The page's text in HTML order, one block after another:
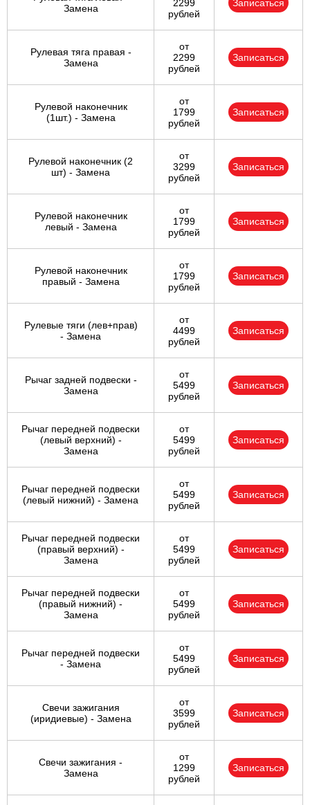
Замена
2299
рублей
Записаться
Рулевая тяга правая -
Замена
от
2299
рублей
Записаться
Рулевой наконечник
(1шт.) - Замена
от
1799
рублей
Записаться
Рулевой наконечник (2
шт) - Замена
от
3299
рублей
Записаться
Рулевой наконечник
левый - Замена
от
1799
рублей
Записаться
Рулевой наконечник
правый - Замена
от
1799
рублей
Записаться
Рулевые тяги (лев+прав)
- Замена
от
4499
рублей
Записаться
Рычаг задней подвески -
Замена
от
5499
рублей
Записаться
Рычаг передней подвески
(левый верхний) -
Замена
от
5499
рублей
Записаться
Рычаг передней подвески
(левый нижний) - Замена
от
5499
рублей
Записаться
Рычаг передней подвески
(правый верхний) -
Замена
от
5499
рублей
Записаться
Рычаг передней подвески
(правый нижний) -
Замена
от
5499
рублей
Записаться
Рычаг передней подвески
- Замена
от
5499
рублей
Записаться
Свечи зажигания
(иридиевые) - Замена
от
3599
рублей
Записаться
Свечи зажигания -
Замена
от
1299
рублей
Записаться